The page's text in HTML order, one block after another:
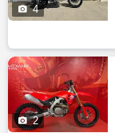
 4
 2